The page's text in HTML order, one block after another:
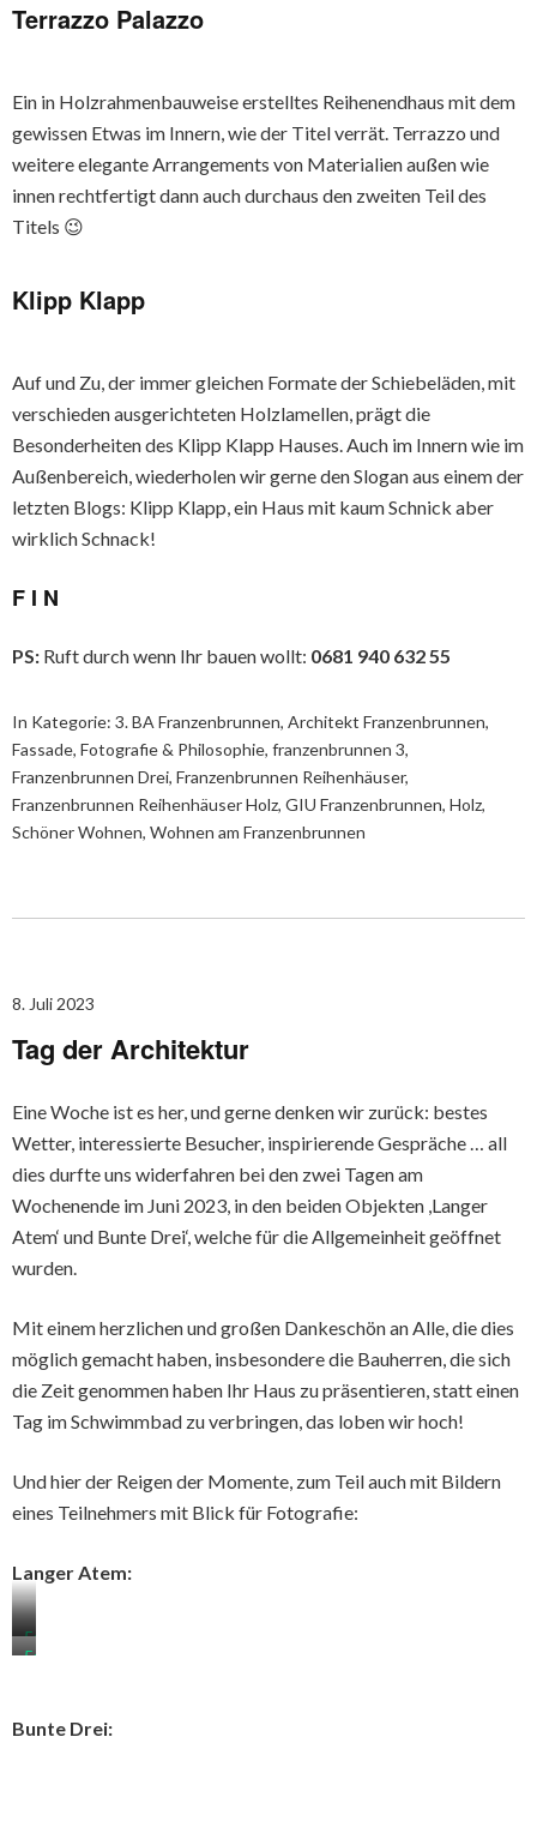
Terrazzo Palazzo
Ein in Holzrahmenbauweise erstelltes Reihenendhaus mit dem
gewissen Etwas im Innern, wie der Titel verrät. Terrazzo und
weitere elegante Arrangements von Materialien außen wie
innen rechtfertigt dann auch durchaus den zweiten Teil des
Titels 😉
Klipp Klapp
Auf und Zu, der immer gleichen Formate der Schiebeläden, mit
verschieden ausgerichteten Holzlamellen, prägt die
Besonderheiten des Klipp Klapp Hauses. Auch im Innern wie im
Außenbereich, wiederholen wir gerne den Slogan aus einem der
letzten Blogs: Klipp Klapp, ein Haus mit kaum Schnick aber
wirklich Schnack!
F I N
PS: Ruft durch wenn Ihr bauen wollt: 0681 940 632 55
In Kategorie: 3. BA Franzenbrunnen, Architekt Franzenbrunnen,
Fassade, Fotografie & Philosophie, franzenbrunnen 3,
Franzenbrunnen Drei, Franzenbrunnen Reihenhäuser,
Franzenbrunnen Reihenhäuser Holz, GIU Franzenbrunnen, Holz,
Schöner Wohnen, Wohnen am Franzenbrunnen
8. Juli 2023
Tag der Architektur
Eine Woche ist es her, und gerne denken wir zurück: bestes
Wetter, interessierte Besucher, inspirierende Gespräche … all
dies durfte uns widerfahren bei den zwei Tagen am
Wochenende im Juni 2023, in den beiden Objekten ,Langer
Atem‘ und Bunte Drei‘, welche für die Allgemeinheit geöffnet
wurden.
Mit einem herzlichen und großen Dankeschön an Alle, die dies
möglich gemacht haben, insbesondere die Bauherren, die sich
die Zeit genommen haben Ihr Haus zu präsentieren, statt einen
Tag im Schwimmbad zu verbringen, das loben wir hoch!
Und hier der Reigen der Momente, zum Teil auch mit Bildern
eines Teilnehmers mit Blick für Fotografie:
Langer Atem:
Foto:
Foto:
Bunte Drei: